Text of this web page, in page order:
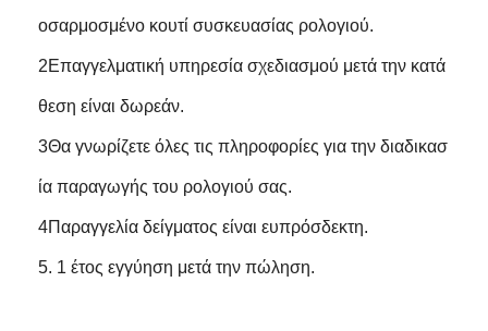
οσαρμοσμένο κουτί συσκευασίας ρολογιού.
2Επαγγελματική υπηρεσία σχεδιασμού μετά την κατά
θεση είναι δωρεάν.
3Θα γνωρίζετε όλες τις πληροφορίες για την διαδικασ
ία παραγωγής του ρολογιού σας.
4Παραγγελία δείγματος είναι ευπρόσδεκτη.
5. 1 έτος εγγύηση μετά την πώληση.